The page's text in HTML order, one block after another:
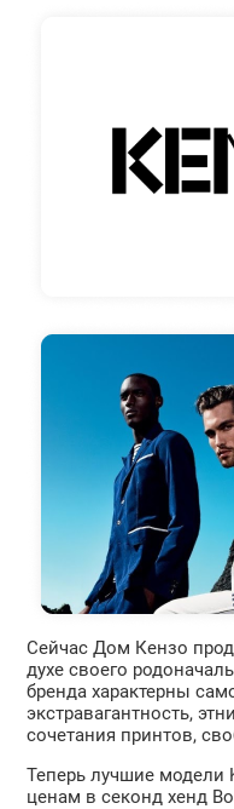
Сейчас Дом Кензо
духе своего
бренда характерны
экстравагантность,
сочетания принтов,
Теперь лучшие модели
ценам в секонд хенд